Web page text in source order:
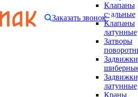
Клапаны
стальные
Клапаны
латунные
Затворы
Задвижки
Задвижки
латунные
Краны
Заказать звонок